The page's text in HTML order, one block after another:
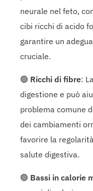
neurale nel feto,
cibi ricchi di acido
garantire un
cruciale.
🟢 Ricchi di fibre: La
digestione e può
problema comune
dei cambiamenti
favorire la
salute digestiva.
🟢 Bassi in calorie